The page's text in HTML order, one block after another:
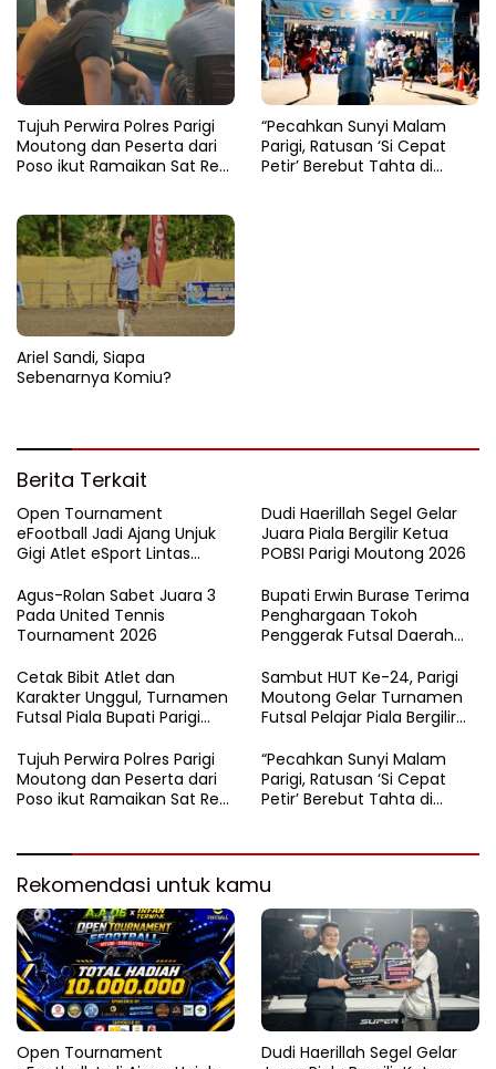
Tujuh Perwira Polres Parigi
Moutong dan Peserta dari
Poso ikut Ramaikan Sat Res
“Pecahkan Sunyi Malam
Parigi, Ratusan ‘Si Cepat
Petir’ Berebut Tahta di
Ariel Sandi, Siapa
Sebenarnya Komiu?
Berita Terkait
Open Tournament
eFootball Jadi Ajang Unjuk
Gigi Atlet eSport Lintas
Dudi Haerillah Segel Gelar
Juara Piala Bergilir Ketua
POBSI Parigi Moutong 2026
Agus-Rolan Sabet Juara 3
Pada United Tennis
Tournament 2026
Bupati Erwin Burase Terima
Penghargaan Tokoh
Penggerak Futsal Daerah
Pelajar
Cetak Bibit Atlet dan
Karakter Unggul, Turnamen
Futsal Piala Bupati Parigi
Ditutup
Sambut HUT Ke-24, Parigi
Moutong Gelar Turnamen
Futsal Pelajar Piala Bergilir
Juta
Tujuh Perwira Polres Parigi
Moutong dan Peserta dari
Poso ikut Ramaikan Sat Res
“Pecahkan Sunyi Malam
Parigi, Ratusan ‘Si Cepat
Petir’ Berebut Tahta di
Rekomendasi untuk kamu
Open Tournament
Dudi Haerillah Segel Gelar